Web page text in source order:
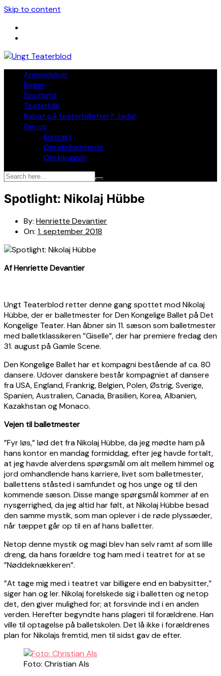
Skip to content
Anmeldelser
Bøger
Spotlight
Teaterblik
Rabat på teaterbilletter? Jada!
Om os
Kontakt
Om skribenterne
Om bloggen
Spotlight: Nikolaj Hübbe
By: Henriette Devantier
On: 1. september 2018
Af Henriette Devantier
Ungt Teaterblod retter denne gang spottet mod Nikolaj
Hübbe, der er balletmester for Den Kongelige Ballet på Det
Kongelige Teater. Han åbner sin 11. sæson som balletmester
med balletklassikeren ”Giselle”, der har premiere fredag den
31. august på Gamle Scene.
Den Kongelige Ballet har et kompagni bestående af ca. 80
dansere. Udover danskere består kompagniet af dansere
fra USA, England, Frankrig, Belgien, Polen, Østrig, Sverige,
Spanien, Australien, Canada, Brasilien, Korea, Albanien,
Kazakhstan og Monaco.
Vejen til balletmester
”Fyr løs,” lød det fra Nikolaj Hübbe, da jeg mødte ham på
hans kontor en mandag formiddag, efter jeg havde fortalt,
at jeg havde alverdens spørgsmål om alt mellem himmel og
jord omhandlende hans karriere, livet som balletmester,
ballettens ståsted i samfundet og hos unge og til den
kommende sæson. Disse mange spørgsmål kommer af en
nysgerrighed, da jeg altid har følt, at Nikolaj Hübbe besad
den samme mystik, som man oplever i de røde plyssæder,
når tæppet går op til en af hans balletter.
Netop denne mystik og magi blev han selv ramt af som lille
dreng, da hans forældre tog ham med i teatret for at se
”Nøddeknækkeren”.
”At tage mig med i teatret var billigere end en babysitter,”
siger han og ler. Nikolaj forelskede sig i balletten og netop
det, den giver mulighed for; at forsvinde ind i en anden
verden. Herefter begyndte hans plageri til forældrene. Han
ville til optagelse på balletskolen. Det lå ikke i forældrenes
plan for Nikolajs fremtid, men til sidst gav de efter.
Foto: Christian Als